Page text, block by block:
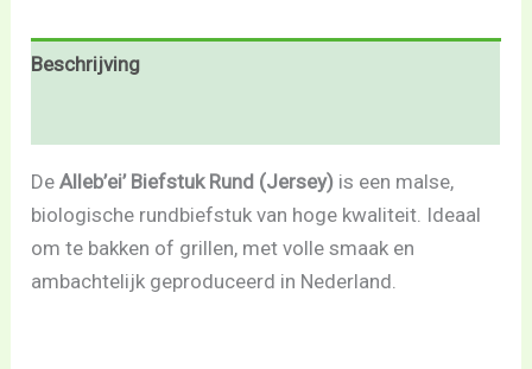
Beschrijving
DeAlleb’ei’ Biefstuk Rund (Jersey) is een malse,
biologische rundbiefstuk van hoge kwaliteit. Ideaal
om te bakken of grillen, met volle smaak en
ambachtelijk geproduceerd in Nederland.